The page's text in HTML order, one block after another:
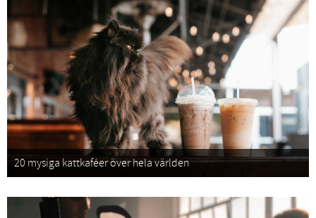
20 mysiga kattkaféer över hela världen